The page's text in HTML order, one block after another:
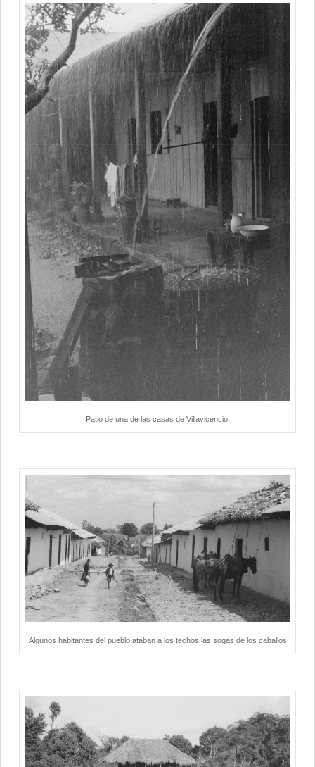
Patio de una de las casas de Villavicencio.
Algunos habitantes del pueblo ataban a los techos las sogas de los caballos.